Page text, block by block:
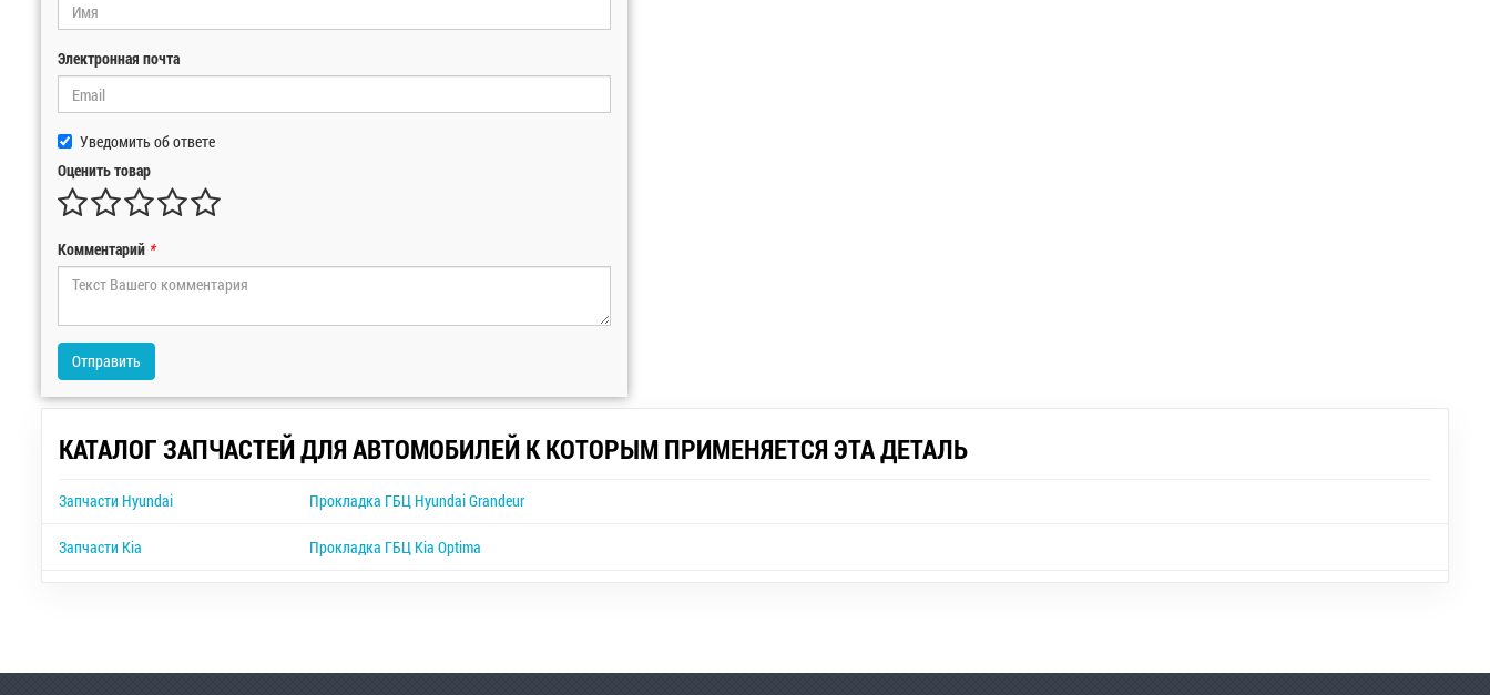
Электронная почта
Уведомить об ответе
Оценить товар
Комментарий *
Отправить
КАТАЛОГ ЗАПЧАСТЕЙ ДЛЯ АВТОМОБИЛЕЙ К КОТОРЫМ ПРИМЕНЯЕТСЯ ЭТА ДЕТАЛЬ
Запчасти Hyundai Прокладка ГБЦ Hyundai Grandeur
Запчасти Kia Прокладка ГБЦ Kia Optima